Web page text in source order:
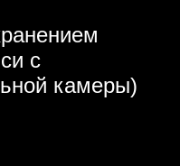
с
камеры)